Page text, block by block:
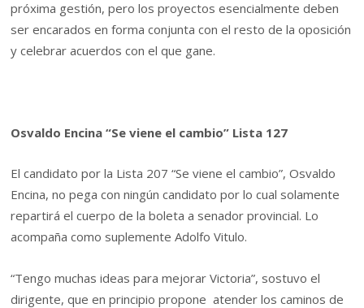
próxima gestión, pero los proyectos esencialmente deben
ser encarados en forma conjunta con el resto de la oposición
y celebrar acuerdos con el que gane.
Osvaldo Encina “Se viene el cambio” Lista 127
El candidato por la Lista 207 “Se viene el cambio”, Osvaldo
Encina, no pega con ningún candidato por lo cual solamente
repartirá el cuerpo de la boleta a senador provincial. Lo
acompaña como suplemente Adolfo Vitulo.
“Tengo muchas ideas para mejorar Victoria”, sostuvo el
dirigente, que en principio propone atender los caminos de